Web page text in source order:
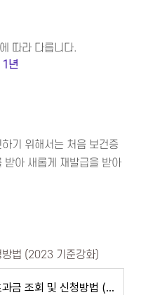
따라 다릅니다.
1년
기 위해서는 처음 보건증
받아 새롭게 재발급을 받아
방법 (2023 기준강화)
본인부담상한액 초과금 조회 및 신청방법 (2023 기준강화)